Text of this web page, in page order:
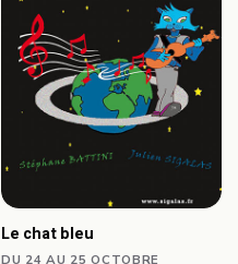
Le chat bleu
DU 24 AU 25 OCTOBRE